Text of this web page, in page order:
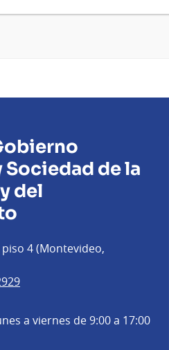
de la
del
4 (Montevideo,
a viernes de 9:00 a 17:00